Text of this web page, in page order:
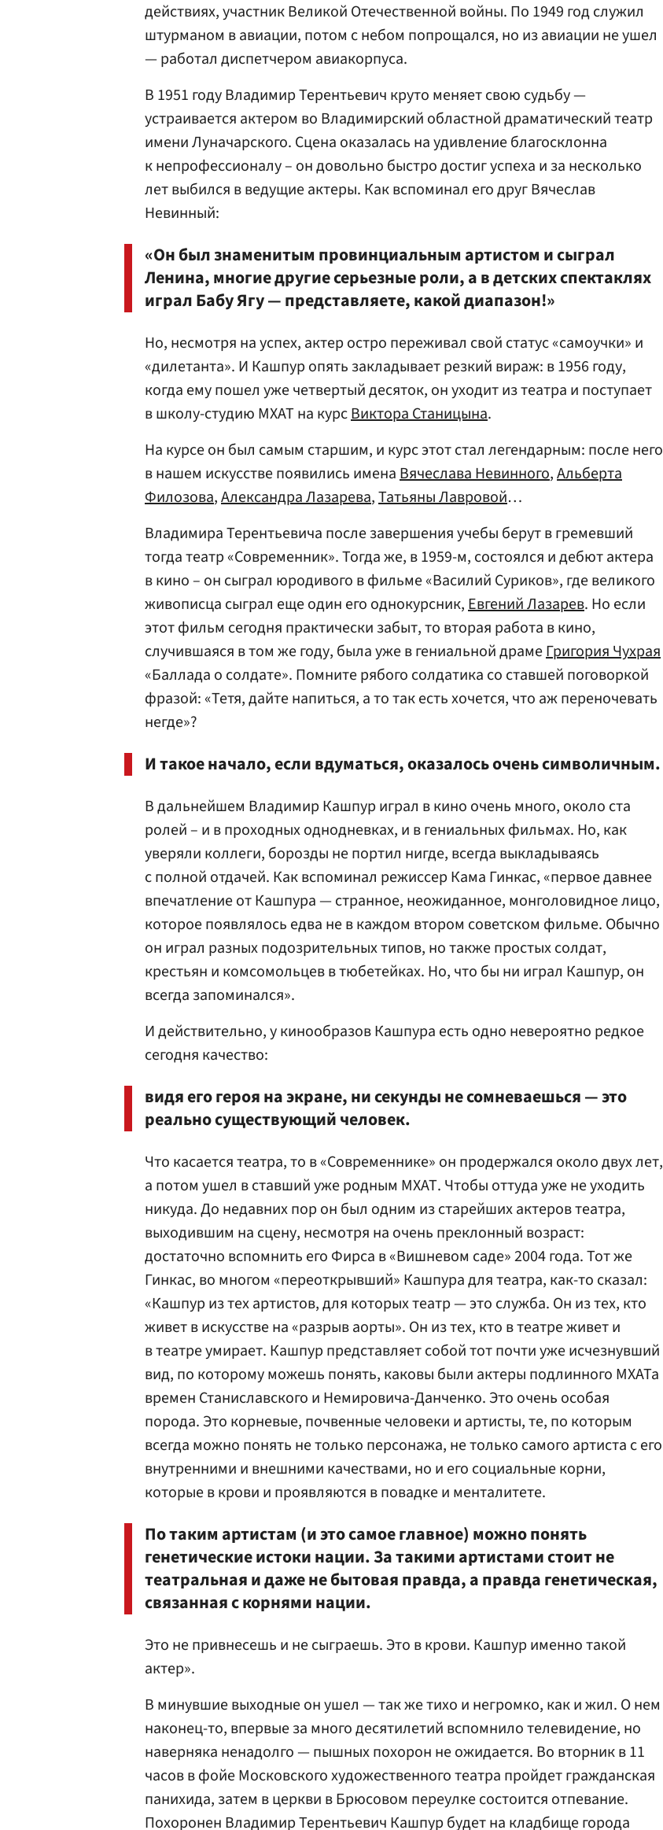
действиях, участник Великой Отечественной войны. По 1949 год служил
штурманом в авиации, потом с небом попрощался, но из авиации не ушел
— работал диспетчером авиакорпуса.
В 1951 году Владимир Терентьевич круто меняет свою судьбу —
устраивается актером во Владимирский областной драматический театр
имени Луначарского. Сцена оказалась на удивление благосклонна
к непрофессионалу – он довольно быстро достиг успеха и за несколько
лет выбился в ведущие актеры. Как вспоминал его друг Вячеслав
Невинный:
«Он был знаменитым провинциальным артистом и сыграл
Ленина, многие другие серьезные роли, а в детских спектаклях
играл Бабу Ягу — представляете, какой диапазон!»
Но, несмотря на успех, актер остро переживал свой статус «самоучки» и
«дилетанта». И Кашпур опять закладывает резкий вираж: в 1956 году,
когда ему пошел уже четвертый десяток, он уходит из театра и поступает
в школу-студию МХАТ на курсВиктора Станицына.
На курсе он был самым старшим, и курс этот стал легендарным: после него
в нашем искусстве появились именаВячеслава Невинного,Альберта
Филозова,Александра Лазарева,Татьяны Лавровой…
Владимира Терентьевича после завершения учебы берут в гремевший
тогда театр «Современник». Тогда же, в 1959-м, состоялся и дебют актера
в кино – он сыграл юродивого в фильме «Василий Суриков», где великого
живописца сыграл еще один его однокурсник,Евгений Лазарев. Но если
этот фильм сегодня практически забыт, то вторая работа в кино,
случившаяся в том же году, была уже в гениальной драмеГригория Чухрая
«Баллада о солдате». Помните рябого солдатика со ставшей поговоркой
фразой: «Тетя, дайте напиться, а то так есть хочется, что аж переночевать
негде»?
И такое начало, если вдуматься, оказалось очень символичным.
В дальнейшем Владимир Кашпур играл в кино очень много, около ста
ролей – и в проходных однодневках, и в гениальных фильмах. Но, как
уверяли коллеги, борозды не портил нигде, всегда выкладываясь
с полной отдачей. Как вспоминал режиссер Кама Гинкас, «первое давнее
впечатление от Кашпура — странное, неожиданное, монголовидное лицо,
которое появлялось едва не в каждом втором советском фильме. Обычно
он играл разных подозрительных типов, но также простых солдат,
крестьян и комсомольцев в тюбетейках. Но, что бы ни играл Кашпур, он
всегда запоминался».
И действительно, у кинообразов Кашпура есть одно невероятно редкое
сегодня качество:
видя его героя на экране, ни секунды не сомневаешься — это
реально существующий человек.
Что касается театра, то в «Современнике» он продержался около двух лет,
а потом ушел в ставший уже родным МХАТ. Чтобы оттуда уже не уходить
никуда. До недавних пор он был одним из старейших актеров театра,
выходившим на сцену, несмотря на очень преклонный возраст:
достаточно вспомнить его Фирса в «Вишневом саде» 2004 года. Тот же
Гинкас, во многом «переоткрывший» Кашпура для театра, как-то сказал:
«Кашпур из тех артистов, для которых театр — это служба. Он из тех, кто
живет в искусстве на «разрыв аорты». Он из тех, кто в театре живет и
в театре умирает. Кашпур представляет собой тот почти уже исчезнувший
вид, по которому можешь понять, каковы были актеры подлинного МХАТа
времен Станиславского и Немировича-Данченко. Это очень особая
порода. Это корневые, почвенные человеки и артисты, те, по которым
всегда можно понять не только персонажа, не только самого артиста с его
внутренними и внешними качествами, но и его социальные корни,
которые в крови и проявляются в повадке и менталитете.
По таким артистам (и это самое главное) можно понять
генетические истоки нации. За такими артистами стоит не
театральная и даже не бытовая правда, а правда генетическая,
связанная с корнями нации.
Это не привнесешь и не сыграешь. Это в крови. Кашпур именно такой
актер».
В минувшие выходные он ушел — так же тихо и негромко, как и жил. О нем
наконец-то, впервые за много десятилетий вспомнило телевидение, но
наверняка ненадолго — пышных похорон не ожидается. Во вторник в 11
часов в фойе Московского художественного театра пройдет гражданская
панихида, затем в церкви в Брюсовом переулке состоится отпевание.
Похоронен Владимир Терентьевич Кашпур будет на кладбище города